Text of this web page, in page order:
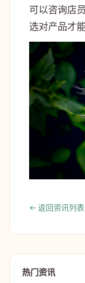
可以咨询店
选对产品才
← 返回资讯列表
热门资讯